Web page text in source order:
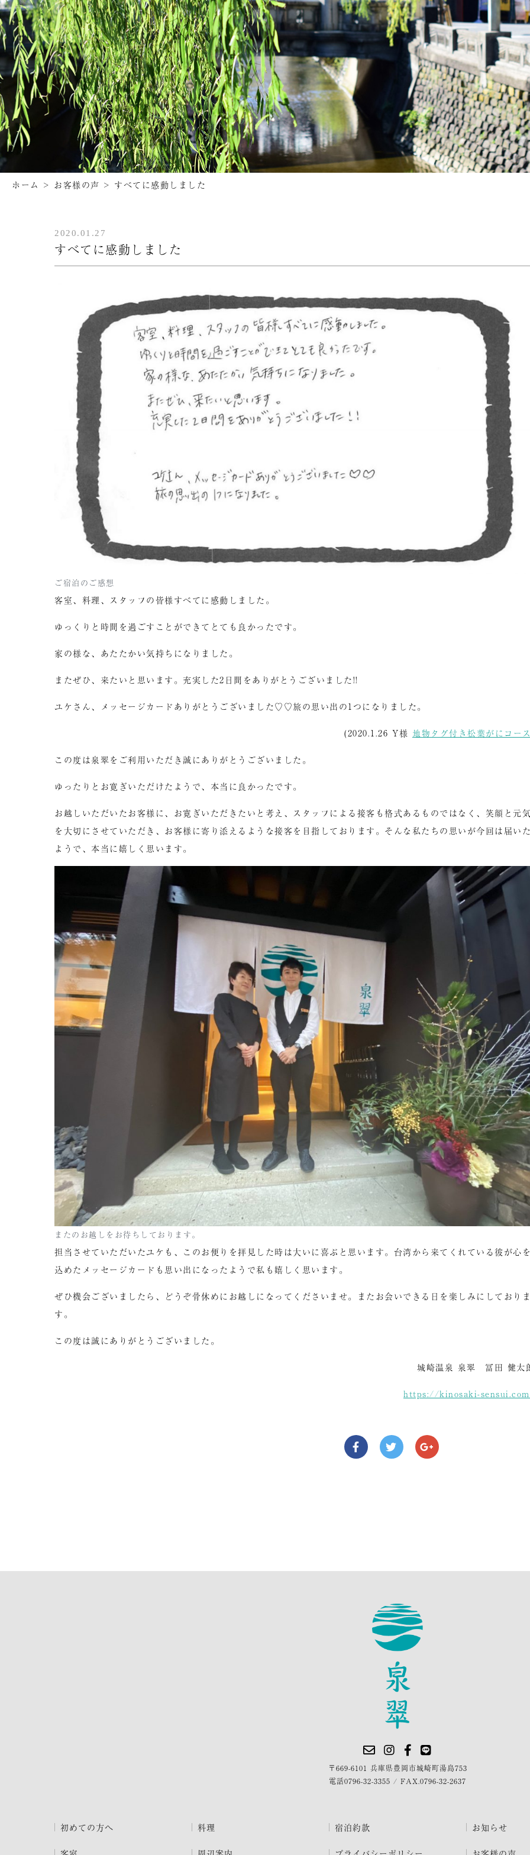
ホーム > お客様の声 > すべてに感動しました
2020.01.27
すべてに感動しました
ご宿泊のご感想
客室、料理、スタッフの皆様すべてに感動しました。
ゆっくりと時間を過ごすことができてとても良かったです。
家の様な、あたたかい気持ちになりました。
またぜひ、来たいと思います。充実した2日間をありがとうございました!!
ユケさん、メッセージカードありがとうございました♡♡旅の思い出の1つになりました。
(2020.1.26 Y様 地物タグ付き松葉がにコー
この度は泉翠をご利用いただき誠にありがとうございました。
ゆったりとお寛ぎいただけたようで、本当に良かったです。
お越しいただいたお客様に、お寛ぎいただきたいと考え、スタッフによる接客も格式あるものではなく、笑顔と元
を大切にさせていただき、お客様に寄り添えるような接客を目指しております。そんな私たちの思いが今回は届い
ようで、本当に嬉しく思います。
またのお越しをお待ちしております。
担当させていただいたユケも、このお便りを拝見した時は大いに喜ぶと思います。台湾から来てくれている彼が心
込めたメッセージカードも思い出になったようで私も嬉しく思います。
ぜひ機会ございましたら、どうぞ骨休めにお越しになってくださいませ。またお会いできる日を楽しみにしており
す。
この度は誠にありがとうございました。
城崎温泉 泉翠 冨田 健太
https://kinosaki-
〒669-6101 兵庫県豊岡市城崎町湯島753
電話0796-32-3355 / FAX.0796-32-2637
初めての方へ 料理 宿泊約款 お知らせ